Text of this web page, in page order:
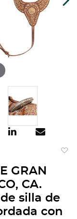
GRAN
CA.
silla de
con